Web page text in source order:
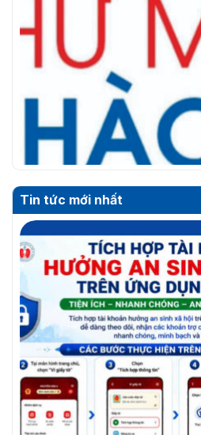
THƯ MỜI
Tin tức mới nhất